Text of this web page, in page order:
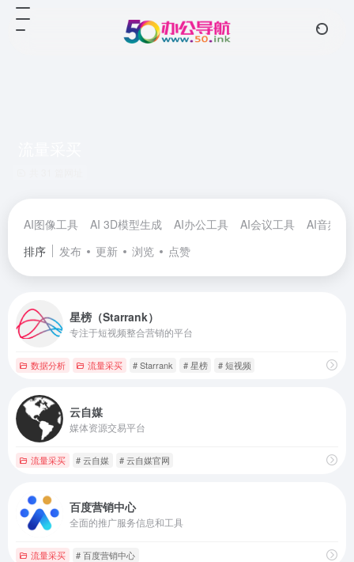
AI图像工具 AI 3D模型生成 AI办公工具 AI会议工具
AI音频工
排序
发布 更新 浏览 点赞
星榜（Starrank）
专注于短视频整合营销的平台
数据分析 流量采买 # Starrank # 星榜 # 短视频
云自媒
媒体资源交易平台
流量采买 # 云自媒 # 云自媒官网
百度营销中心
全面的推广服务信息和工具
流量采买 # 百度营销中心